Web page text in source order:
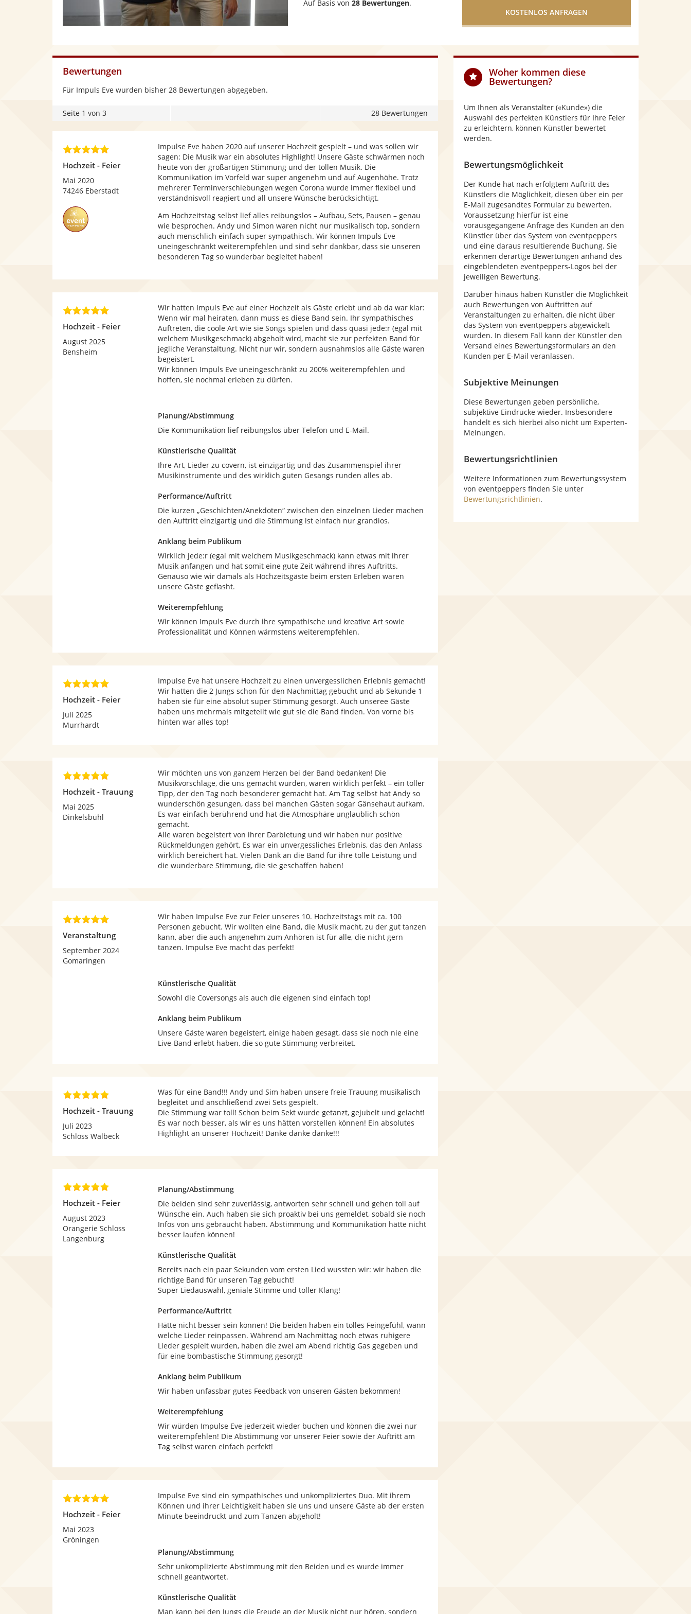
Sternen
Sternen
5
Auf Basis von 28 Bewertungen.
Bewertungen
Für Impuls Eve wurden bisher 28 Bewertungen abgegeben.
Seite 1 von 3 28 Bewertungen
5
0
o
n
Hochzeit - Feier
Mai 2020
74246 Eberstadt
Impulse Eve haben 2020 auf unserer Hochzeit gespielt – und was sollen wir
sagen: Die Musik war ein absolutes Highlight! Unsere Gäste schwärmen noch
heute von der großartigen Stimmung und der tollen Musik. Die
Kommunikation im Vorfeld war super angenehm und auf Augenhöhe. Trotz
mehrerer Terminverschiebungen wegen Corona wurde immer flexibel und
verständnisvoll reagiert und all unsere Wünsche berücksichtigt.
Am Hochzeitstag selbst lief alles reibungslos – Aufbau, Sets, Pausen – genau
wie besprochen. Andy und Simon waren nicht nur musikalisch top, sondern
auch menschlich einfach super sympathisch. Wir können Impuls Eve
uneingeschränkt weiterempfehlen und sind sehr dankbar, dass sie unseren
besonderen Tag so wunderbar begleitet haben!
5
0
Hochzeit - Feier
August 2025
Bensheim
Wir hatten Impuls Eve auf einer Hochzeit als Gäste erlebt und ab da war klar:
Wenn wir mal heiraten, dann muss es diese Band sein. Ihr sympathisches
Auftreten, die coole Art wie sie Songs spielen und dass quasi jede:r (egal mit
welchem Musikgeschmack) abgeholt wird, macht sie zur perfekten Band für
jegliche Veranstaltung. Nicht nur wir, sondern ausnahmslos alle Gäste waren
begeistert.
Wir können Impuls Eve uneingeschränkt zu 200% weiterempfehlen und
hoffen, sie nochmal erleben zu dürfen.
Planung/Abstimmung
Die Kommunikation lief reibungslos über Telefon und E-Mail.
Künstlerische Qualität
Ihre Art, Lieder zu covern, ist einzigartig und das Zusammenspiel ihrer
Musikinstrumente und des wirklich guten Gesangs runden alles ab.
Performance/Auftritt
Die kurzen „Geschichten/Anekdoten“ zwischen den einzelnen Lieder machen
den Auftritt einzigartig und die Stimmung ist einfach nur grandios.
Anklang beim Publikum
Wirklich jede:r (egal mit welchem Musikgeschmack) kann etwas mit ihrer
Musik anfangen und hat somit eine gute Zeit während ihres Auftritts.
Genauso wie wir damals als Hochzeitsgäste beim ersten Erleben waren
unsere Gäste geflasht.
Weiterempfehlung
Wir können Impuls Eve durch ihre sympathische und kreative Art sowie
Professionalität und Können wärmstens weiterempfehlen.
5
0
e
n
Hochzeit - Feier
Juli 2025
Murrhardt
Impulse Eve hat unsere Hochzeit zu einen unvergesslichen Erlebnis gemacht!
Wir hatten die 2 Jungs schon für den Nachmittag gebucht und ab Sekunde 1
haben sie für eine absolut super Stimmung gesorgt. Auch unseree Gäste
haben uns mehrmals mitgeteilt wie gut sie die Band finden. Von vorne bis
hinten war alles top!
5
0
Hochzeit - Trauung
Mai 2025
Dinkelsbühl
Wir möchten uns von ganzem Herzen bei der Band bedanken! Die
Musikvorschläge, die uns gemacht wurden, waren wirklich perfekt – ein toller
Tipp, der den Tag noch besonderer gemacht hat. Am Tag selbst hat Andy so
wunderschön gesungen, dass bei manchen Gästen sogar Gänsehaut aufkam.
Es war einfach berührend und hat die Atmosphäre unglaublich schön
gemacht.
Alle waren begeistert von ihrer Darbietung und wir haben nur positive
Rückmeldungen gehört. Es war ein unvergessliches Erlebnis, das den Anlass
wirklich bereichert hat. Vielen Dank an die Band für ihre tolle Leistung und
die wunderbare Stimmung, die sie geschaffen haben!
5
0
v
Veranstaltung
September 2024
Gomaringen
Wir haben Impulse Eve zur Feier unseres 10. Hochzeitstags mit ca. 100
Personen gebucht. Wir wollten eine Band, die Musik macht, zu der gut tanzen
kann, aber die auch angenehm zum Anhören ist für alle, die nicht gern
tanzen. Impulse Eve macht das perfekt!
Künstlerische Qualität
Sowohl die Coversongs als auch die eigenen sind einfach top!
Anklang beim Publikum
Unsere Gäste waren begeistert, einige haben gesagt, dass sie noch nie eine
Live-Band erlebt haben, die so gute Stimmung verbreitet.
5
0
o
e
r
n
n
Hochzeit - Trauung
Juli 2023
Schloss Walbeck
Was für eine Band!!! Andy und Sim haben unsere freie Trauung musikalisch
begleitet und anschließend zwei Sets gespielt.
Die Stimmung war toll! Schon beim Sekt wurde getanzt, gejubelt und gelacht!
Es war noch besser, als wir es uns hätten vorstellen können! Ein absolutes
Highlight an unserer Hochzeit! Danke danke danke!!!
5
0
o
Hochzeit - Feier
August 2023
Orangerie Schloss
Langenburg
Planung/Abstimmung
Die beiden sind sehr zuverlässig, antworten sehr schnell und gehen toll auf
Wünsche ein. Auch haben sie sich proaktiv bei uns gemeldet, sobald sie noch
Infos von uns gebraucht haben. Abstimmung und Kommunikation hätte nicht
besser laufen können!
Künstlerische Qualität
Bereits nach ein paar Sekunden vom ersten Lied wussten wir: wir haben die
richtige Band für unseren Tag gebucht!
Super Liedauswahl, geniale Stimme und toller Klang!
Performance/Auftritt
Hätte nicht besser sein können! Die beiden haben ein tolles Feingefühl, wann
welche Lieder reinpassen. Während am Nachmittag noch etwas ruhigere
Lieder gespielt wurden, haben die zwei am Abend richtig Gas gegeben und
für eine bombastische Stimmung gesorgt!
Anklang beim Publikum
Wir haben unfassbar gutes Feedback von unseren Gästen bekommen!
Weiterempfehlung
Wir würden Impulse Eve jederzeit wieder buchen und können die zwei nur
weiterempfehlen! Die Abstimmung vor unserer Feier sowie der Auftritt am
Tag selbst waren einfach perfekt!
5
0
Hochzeit - Feier
Mai 2023
Gröningen
Impulse Eve sind ein sympathisches und unkompliziertes Duo. Mit ihrem
Können und ihrer Leichtigkeit haben sie uns und unsere Gäste ab der ersten
Minute beeindruckt und zum Tanzen abgeholt!
Planung/Abstimmung
Sehr unkomplizierte Abstimmung mit den Beiden und es wurde immer
schnell geantwortet.
Künstlerische Qualität
Man kann bei den Jungs die Freude an der Musik nicht nur hören, sondern
Woher kommen diese
Bewertungen?
Um Ihnen als Veranstalter («Kunde») die
Auswahl des perfekten Künstlers für Ihre Feier
zu erleichtern, können Künstler bewertet
werden.
Bewertungsmöglichkeit
Der Kunde hat nach erfolgtem Auftritt des
Künstlers die Möglichkeit, diesen über ein per
E-Mail zugesandtes Formular zu bewerten.
Voraussetzung hierfür ist eine
vorausgegangene Anfrage des Kunden an den
Künstler über das System von eventpeppers
und eine daraus resultierende Buchung. Sie
erkennen derartige Bewertungen anhand des
eingeblendeten eventpeppers-Logos bei der
jeweiligen Bewertung.
Darüber hinaus haben Künstler die Möglichkeit
auch Bewertungen von Auftritten auf
Veranstaltungen zu erhalten, die nicht über
das System von eventpeppers abgewickelt
wurden. In diesem Fall kann der Künstler den
Versand eines Bewertungsformulars an den
Kunden per E-Mail veranlassen.
Subjektive Meinungen
Diese Bewertungen geben persönliche,
subjektive Eindrücke wieder. Insbesondere
handelt es sich hierbei also nicht um Experten-
Meinungen.
Bewertungsrichtlinien
Weitere Informationen zum Bewertungssystem
von eventpeppers finden Sie unter
Bewertungsrichtlinien.